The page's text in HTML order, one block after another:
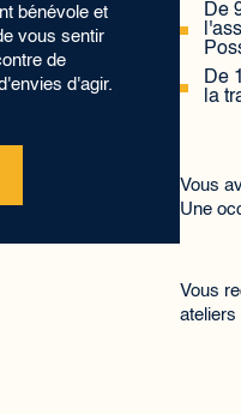
bénévole et
vous sentir
de
d'agir.
De
De
la
Vous
Une
Vous
ateliers